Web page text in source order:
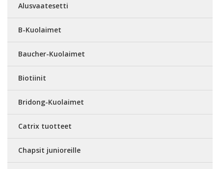
Alusvaatesetti
B-Kuolaimet
Baucher-Kuolaimet
Biotiinit
Bridong-Kuolaimet
Catrix tuotteet
Chapsit junioreille